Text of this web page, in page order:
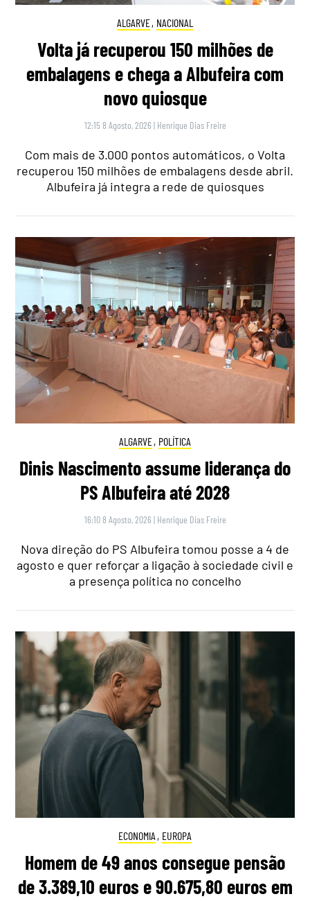
ALGARVE, NACIONAL
Volta já recuperou 150 milhões de
embalagens e chega a Albufeira com
novo quiosque
12:15 8 Agosto, 2026 | Henrique Dias Freire
Com mais de 3.000 pontos automáticos, o Volta
recuperou 150 milhões de embalagens desde abril.
Albufeira já integra a rede de quiosques
ALGARVE, POLÍTICA
Dinis Nascimento assume liderança do
PS Albufeira até 2028
16:10 8 Agosto, 2026 | Henrique Dias Freire
Nova direção do PS Albufeira tomou posse a 4 de
agosto e quer reforçar a ligação à sociedade civil e
a presença política no concelho
ECONOMIA , EUROPA
Homem de 49 anos consegue pensão
de 3.389,10 euros e 90.675,80 euros em